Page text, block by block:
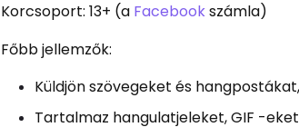
Korcsoport: 13+ (a Facebookszámla)
Főbb jellemzők:
Küldjön szövegeket és
Tartalmaz hangulatjeleket, GIF -